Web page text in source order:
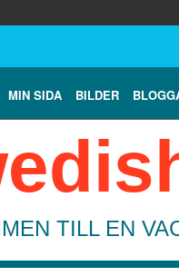
MIN SIDA BILDER
TILL EN